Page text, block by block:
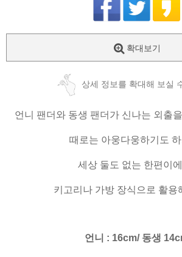
확대보기
상세 정보를 확대해 보실
언니 팬더와 동생 팬더가 신나는 외출
때로는 아웅다웅하기도
세상 둘도 없는 한편이
키고리나 가방 장식으로 활용
언니 : 16cm/ 동생